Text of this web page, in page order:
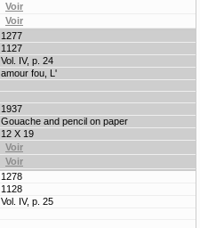
1277
1127
Vol. IV, p. 24
amour fou, L'
1937
Gouache and pencil on paper
12 X 19
1278
1128
Vol. IV, p. 25